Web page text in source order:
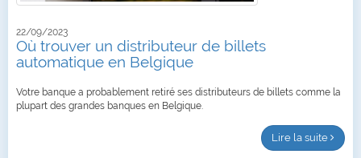
22/09/2023
Où trouver un distributeur de billets
automatique en Belgique
Votre banque a probablement retiré ses distributeurs de billets comme la
plupart des grandes banques en Belgique.
Lire la suite